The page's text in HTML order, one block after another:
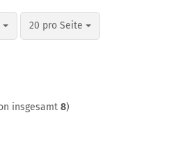
20 pro Seite
pro Seite
insgesamt 8)